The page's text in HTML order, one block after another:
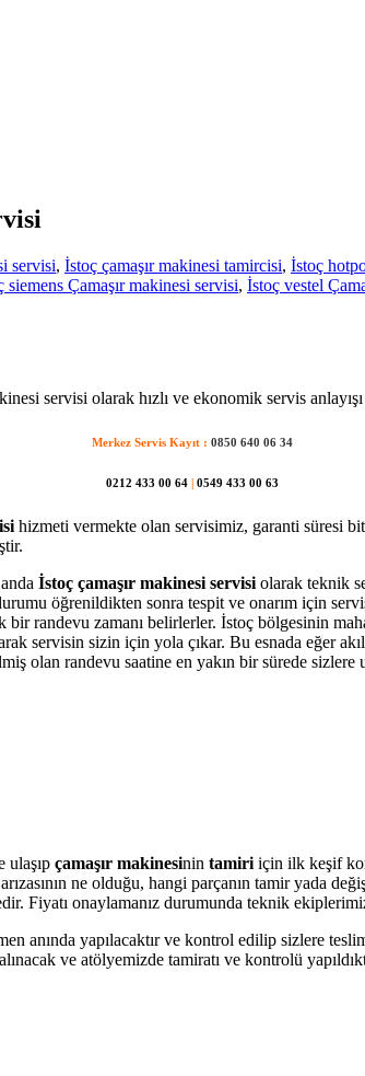
servisi, İstoç çamaşır makinesi tamircisi, İstoç
siemens Çamaşır makinesi servisi, İstoç vestel
servisi olarak hızlı ve ekonomik servis
Merkez Servis Kayıt : 0850 640 06 34
0212 433 00 64 | 0549 433 00 63
hizmeti vermekte olan servisimiz, garanti süresi
İstoç çamaşır makinesi servisi olarak teknik
öğrenildikten sonra tespit ve onarım için
bir randevu zamanı belirlerler. İstoç bölgesinin
servisin sizin için yola çıkar. Bu esnada eğer
olan randevu saatine en yakın bir sürede sizlere
ulaşıp çamaşır makinesinin tamiri için ilk keşif
ne olduğu, hangi parçanın tamir yada
onaylamanız durumunda teknik
anında yapılacaktır ve kontrol edilip sizlere
ve atölyemizde tamiratı ve kontrolü